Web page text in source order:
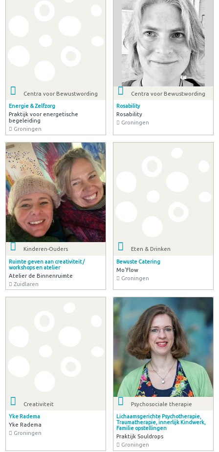
Centra voor Bewustwording
Energie & Zelfzorg
Praktijk voor energetische
begeleiding
Groningen
Centra voor Bewustwording
Rosability
Rosability
Groningen
Kinderen-Ouders
Ruimte geven aan creativiteit /
workshops en atelier
Atelier de Binnenruimte
Zuidlaren
Eten & Drinken
Bewuste Catering
Mo'Flow
Groningen
Creativiteit
Yke Radema
Yke Radema
Groningen
Psychosociale therapie
Lichaamsgerichte Psychotherapie,
Traumatherapie, innerlijk Kindwerk,
Familie opstellingen
Praktijk Souldrops
Groningen